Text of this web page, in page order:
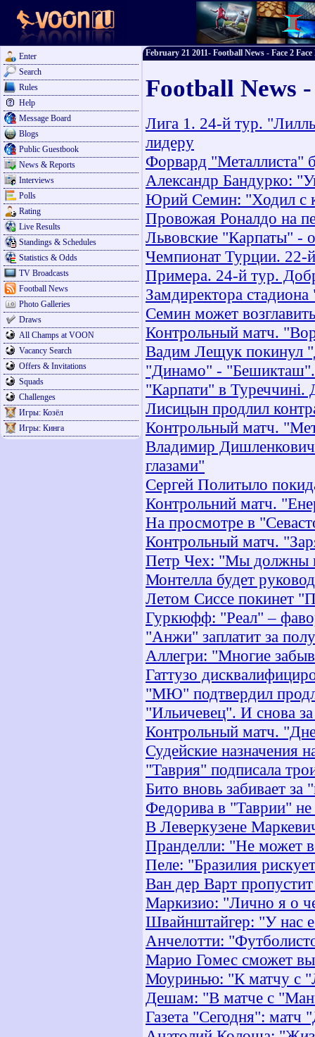
Enter
Search
Rules
Help
Message Board
Blogs
Public Guestbook
News & Reports
Interviews
Polls
Rating
Live Results
Standings & Schedules
Statistics & Odds
TV Broadcasts
Football News
Photo Galleries
Draws
All Champs at VOON
Vacancy Search
Offers & Invitations
Squads
Challenges
Игры: Козёл
Игры: Кинга
February 21 2011- Football News - Face 2
Football News
Лига 1. 24-й тур.
лидеру
Форвард "Металлиста"
Александр Бандурко:
Юрий Семин: "Ходил с
Провожая Роналдо на
Львовские "Карпаты" -
Чемпионат Турции. 22-
Примера. 24-й тур.
Замдиректора
Семин может
Контрольный матч.
Вадим Лещук покинул
"Динамо" -
"Карпати" в Туреччині.
Лисицын продлил
Контрольный матч.
Владимир
глазами"
Сергей Политыло
Контрольний матч.
На просмотре в
Контрольный матч.
Петр Чех: "Мы должны
Монтелла будет
Летом Сиссе покинет
Гуркюфф: "Реал" –
"Анжи" заплатит за
Аллегри: "Многие
Гаттузо
"МЮ" подтвердил
"Ильичевец". И снова
Контрольный матч.
Судейские назначения
"Таврия" подписала
Бито вновь забивает
Федорива в "Таврии" не
В Леверкузене
Пранделли: "Не может
Пеле: "Бразилия
Ван дер Варт
Маркизио: "Лично я о
Швайнштайгер: "У нас
Анчелотти:
Марио Гомес сможет
Моуринью: "К матчу с
Дешам: "В матче с
Газета "Сегодня":